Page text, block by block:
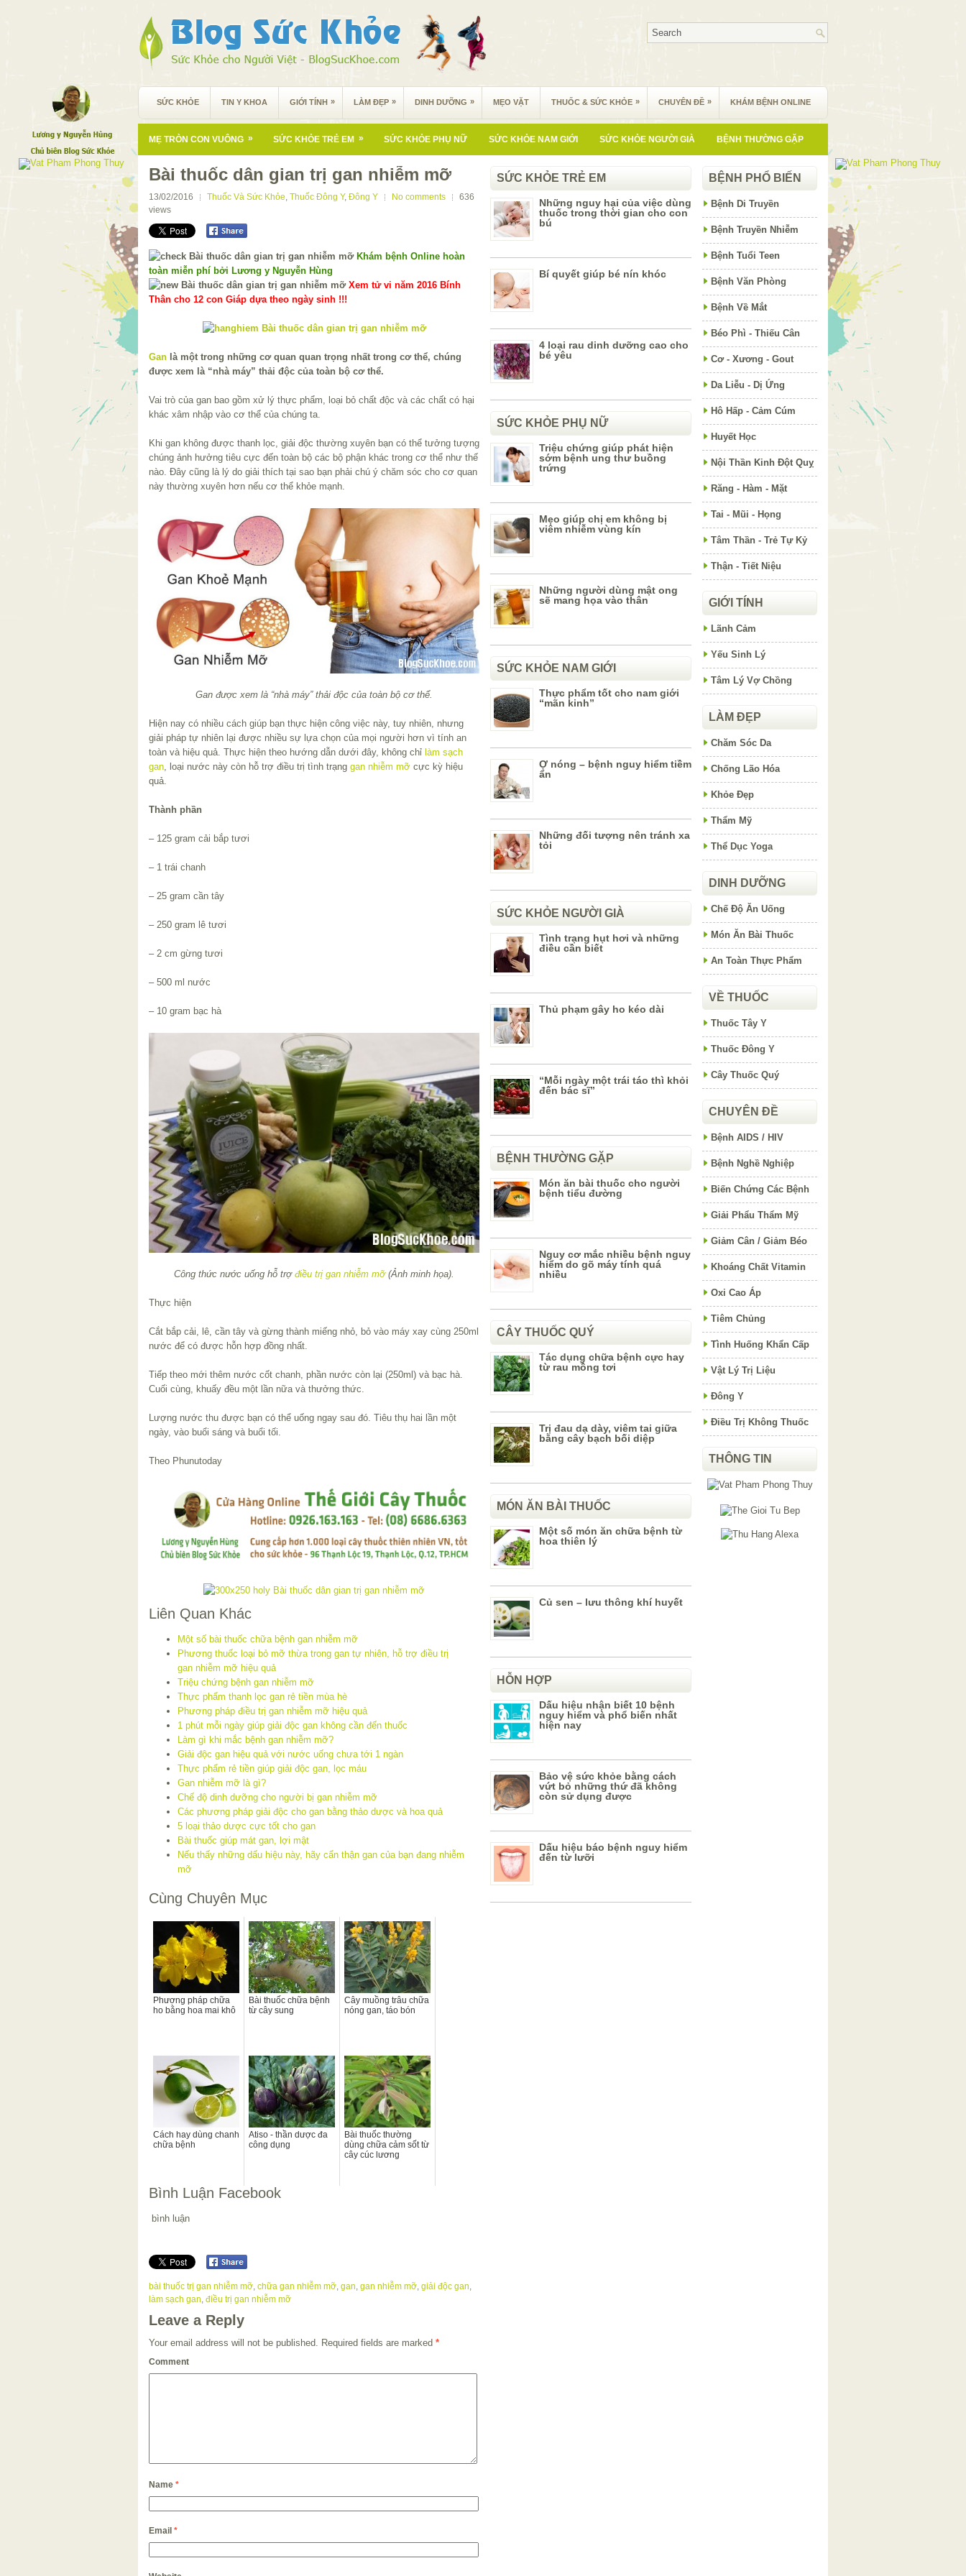
SỨC KHỎE TIN Y KHOA GIỚI TÍNH » LÀM ĐẸP » DINH DƯỠNG » MẸO VẶT THUỐC & SỨC KHỎE » CHUYÊN ĐỀ » KHÁM BỆNH ONLINE
MẸ TRÒN CON VUÔNG » SỨC KHỎE TRẺ EM » SỨC KHỎE PHỤ NỮ SỨC KHỎE NAM GIỚI SỨC KHỎE NGƯỜI GIÀ BỆNH THƯỜNG GẶP
Bài thuốc dân gian trị gan nhiễm mỡ
13/02/2016 Thuốc Và Sức Khỏe, Thuốc Đông Y, Đông Y No comments
636
views
Khám bệnh Online hoàn
toàn miễn phí bởi Lương y Nguyễn Hùng
Xem tử vi năm 2016 Bính
Thân cho 12 con Giáp dựa theo ngày sinh !!!
Gan là một trong những cơ quan quan trọng nhất trong cơ thể, chúng
được xem là “nhà máy” thải độc của toàn bộ cơ thể.
Vai trò của gan bao gồm xử lý thực phẩm, loại bỏ chất độc và các chất có hại
khác xâm nhập vào cơ thể của chúng ta.
Khi gan không được thanh lọc, giải độc thường xuyên bạn có thể tưởng tượng
chúng ảnh hưởng tiêu cực đến toàn bộ các bộ phận khác trong cơ thể như thế
nào. Đây cũng là lý do giải thích tại sao bạn phải chú ý chăm sóc cho cơ quan
này thường xuyên hơn nếu cơ thể khỏe mạnh.
Gan được xem là “nhà máy” thải độc của toàn bộ cơ thể.
Hiện nay có nhiều cách giúp bạn thực hiện công việc này, tuy nhiên, nhưng
giải pháp tự nhiên lại được nhiều sự lựa chọn của mọi người hơn vì tính an
toàn và hiệu quả. Thực hiện theo hướng dẫn dưới đây, không chỉ làm sạch
gan , loại nước này còn hỗ trợ điều trị tình trạng gan nhiễm mỡ cực kỳ hiệu
quả.
Thành phần
– 125 gram cải bắp tươi
– 1 trái chanh
– 25 gram cần tây
– 250 gram lê tươi
– 2 cm gừng tươi
– 500 ml nước
– 10 gram bạc hà
Công thức nước uống hỗ trợ điều trị gan nhiễm mỡ(Ảnh minh họa).
Thực hiện
Cắt bắp cải, lê, cần tây và gừng thành miếng nhỏ, bỏ vào máy xay cùng 250ml
nước để có được hỗn hợp đồng nhất.
Tiếp theo mới thêm nước cốt chanh, phần nước còn lại (250ml) và bạc hà.
Cuối cùng, khuấy đều một lần nữa và thưởng thức.
Lượng nước thu được bạn có thể uống ngay sau đó. Tiêu thụ hai lần một
ngày, vào buổi sáng và buổi tối.
Theo Phunutoday
Liên Quan Khác
Một số bài thuốc chữa bệnh gan nhiễm mỡ
Phương thuốc loại bỏ mỡ thừa trong gan tự nhiên, hỗ trợ điều trị
gan nhiễm mỡ hiệu quả
Triệu chứng bệnh gan nhiễm mỡ
Thực phẩm thanh lọc gan rẻ tiền mùa hè
Phương pháp điều trị gan nhiễm mỡ hiệu quả
1 phút mỗi ngày giúp giải độc gan không cần đến thuốc
Làm gì khi mắc bệnh gan nhiễm mỡ?
Giải độc gan hiệu quả với nước uống chưa tới 1 ngàn
Thực phẩm rẻ tiền giúp giải độc gan, lọc máu
Gan nhiễm mỡ là gì?
Chế độ dinh dưỡng cho người bị gan nhiễm mỡ
Các phương pháp giải độc cho gan bằng thảo dược và hoa quả
5 loại thảo dược cực tốt cho gan
Bài thuốc giúp mát gan, lợi mật
Nếu thấy những dấu hiệu này, hãy cẩn thận gan của bạn đang nhiễm
mỡ
Cùng Chuyên Mục
Phương pháp chữa
ho bằng hoa mai khô
Bài thuốc chữa bệnh
từ cây sung
Cây muồng trâu chữa
nóng gan, táo bón
Cách hay dùng chanh
chữa bệnh
Atiso - thần dược đa
công dụng
Bài thuốc thường
dùng chữa cảm sốt từ
cây cúc lương
Bình Luận Facebook
bình luận
bài thuốc trị gan nhiễm mỡ, chữa gan nhiễm mỡ, gan, gan nhiễm mỡ, giải độc gan,
làm sạch gan, điều trị gan nhiễm mỡ
Leave a Reply
Your email address will not be published. Required fields are marked *
Comment
Name *
Email *
SỨC KHỎE TRẺ EM
Những nguy hại của việc dùng
thuốc trong thời gian cho con
bú
Bí quyết giúp bé nín khóc
4 loại rau dinh dưỡng cao cho
bé yêu
SỨC KHỎE PHỤ NỮ
Triệu chứng giúp phát hiện
sớm bệnh ung thư buồng
trứng
Mẹo giúp chị em không bị
viêm nhiễm vùng kín
Những người dùng mật ong
sẽ mang họa vào thân
SỨC KHỎE NAM GIỚI
Thực phẩm tốt cho nam giới
“mãn kinh”
Ợ nóng – bệnh nguy hiểm tiềm
ẩn
Những đối tượng nên tránh xa
tỏi
SỨC KHỎE NGƯỜI GIÀ
Tình trạng hụt hơi và những
điều cần biết
Thủ phạm gây ho kéo dài
“Mỗi ngày một trái táo thì khỏi
đến bác sĩ”
BỆNH THƯỜNG GẶP
Món ăn bài thuốc cho người
bệnh tiểu đường
Nguy cơ mắc nhiều bệnh nguy
hiểm do gõ máy tính quá
nhiều
CÂY THUỐC QUÝ
Tác dụng chữa bệnh cực hay
từ rau mồng tơi
Trị đau dạ dày, viêm tai giữa
bằng cây bạch bối diệp
MÓN ĂN BÀI THUỐC
Một số món ăn chữa bệnh từ
hoa thiên lý
Củ sen – lưu thông khí huyết
HỖN HỢP
Dấu hiệu nhận biết 10 bệnh
nguy hiểm và phổ biến nhất
hiện nay
Bảo vệ sức khỏe bằng cách
vứt bỏ những thứ đã không
còn sử dụng được
Dấu hiệu báo bệnh nguy hiểm
đến từ lưỡi
BỆNH PHỔ BIẾN
Bệnh Di Truyền
Bệnh Truyền Nhiễm
Bệnh Tuổi Teen
Bệnh Văn Phòng
Bệnh Về Mắt
Béo Phì - Thiếu Cân
Cơ - Xương - Gout
Da Liễu - Dị Ứng
Hô Hấp - Cảm Cúm
Huyết Học
Nội Thần Kinh Đột Quỵ
Răng - Hàm - Mặt
Tai - Mũi - Họng
Tâm Thần - Trẻ Tự Kỷ
Thận - Tiết Niệu
GIỚI TÍNH
Lãnh Cảm
Yếu Sinh Lý
Tâm Lý Vợ Chồng
LÀM ĐẸP
Chăm Sóc Da
Chống Lão Hóa
Khỏe Đẹp
Thẩm Mỹ
Thể Dục Yoga
DINH DƯỠNG
Chế Độ Ăn Uống
Món Ăn Bài Thuốc
An Toàn Thực Phẩm
VỀ THUỐC
Thuốc Tây Y
Thuốc Đông Y
Cây Thuốc Quý
CHUYÊN ĐỀ
Bệnh AIDS / HIV
Bệnh Nghề Nghiệp
Biến Chứng Các Bệnh
Giải Phẩu Thẩm Mỹ
Giảm Cân / Giảm Béo
Khoáng Chất Vitamin
Oxi Cao Áp
Tiêm Chủng
Tình Huống Khẩn Cấp
Vật Lý Trị Liệu
Đông Y
Điều Trị Không Thuốc
THÔNG TIN